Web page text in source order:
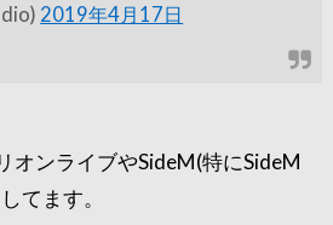
2019年4月17日
オンライブやSideM(特にSideM
てます。